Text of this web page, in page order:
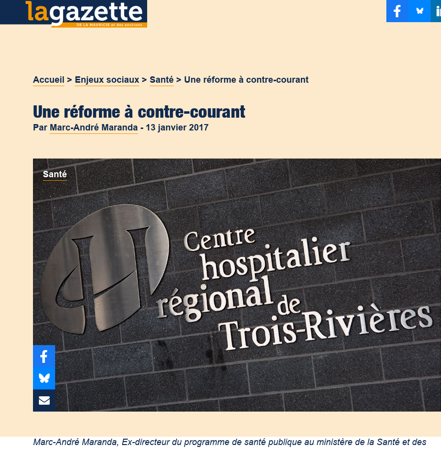
Accueil > Enjeux sociaux >Santé > Une réforme à contre-courant
Une réforme à contre-courant
Par Marc-André Maranda - 13 janvier 2017
Santé
Marc-André Maranda, Ex-directeur du programme de santé publique au ministère de la Santé et des